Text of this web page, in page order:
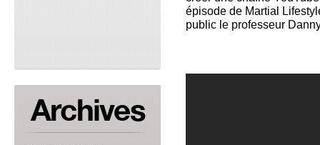
épisode de Martial
public le professeur